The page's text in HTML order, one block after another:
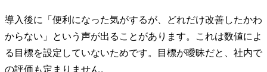
導入後に「便利になった気がするが、どれだけ改善したかわ
からない」という声が出ることがあります。これは数値によ
る目標を設定していないためです。目標が曖昧だと、社内で
の評価も定まりません。